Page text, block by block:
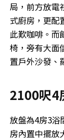
局，前方放電
式廚房，更配
此歎咖啡。而
椅，旁有大面
置戶外沙發、
2100呎4
放盤為4房3浴
房內置中擺放